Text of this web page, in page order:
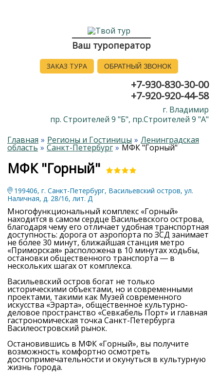
Ваш туроператор
ЗАКАЗ ТУРА ОБРАТНЫЙ ЗВОНОК
+7-930-830-30-00
+7-920-920-44-58
г. Владимир
пр. Строителей 9 "Б", пр.Строителей 9 "А"
Главная
Регионы и Гостиницы Ленинградская
область Санкт-Петербург МФК "Горный"
МФК "Горный"
199406, г. Санкт-Петербург, Васильевский остров, ул.
Наличная, д. 28/16, лит. Д
Многофункциональный комплекс «Горный»
находится в самом сердце Васильевского острова,
благодаря чему его отличает удобная транспортная
доступность: дорога от аэропорта по ЗСД занимает
не более 30 минут, ближайшая станция метро
«Приморская» расположена в 10 минутах ходьбы,
остановки общественного транспорта ― в
нескольких шагах от комплекса.
Васильевский остров богат не только
историческими объектами, но и современными
проектами, такими как Музей современного
искусства «Эрарта», общественное культурно-
деловое пространство «Севкабель Порт» и главная
гастрономическая точка Санкт-Петербурга
Василеостровский рынок.
Остановившись в МФК «Горный», вы получите
возможность комфортно осмотреть
достопримечательности и окунуться в культурную
жизнь города.